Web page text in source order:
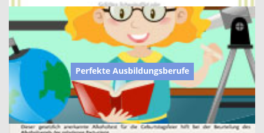
Perfekte Ausbildungsberufe